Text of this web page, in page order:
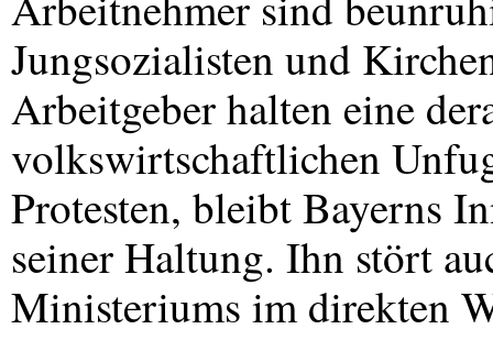
Jungsozialisten und
Arbeitgeber halten eine
volkswirtschaftlichen
Protesten, bleibt Bayerns
seiner Haltung. Ihn stört
Ministeriums im direkten